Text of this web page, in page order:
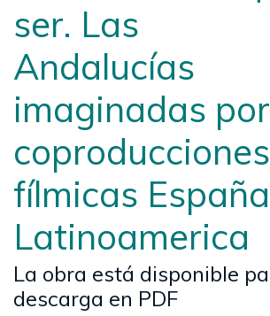
ser. Las
Andalucías
imaginadas
coproducciones
fílmicas
Latinoamerica
La obra está disponible
descarga en PDF